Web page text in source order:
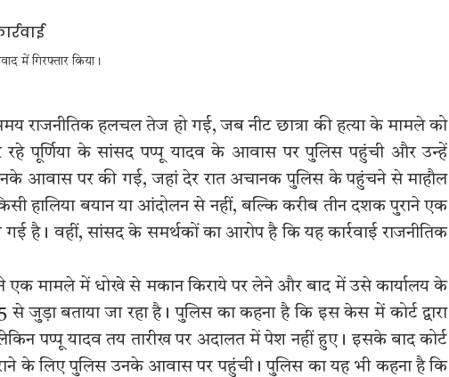
में गिरफ्तार किया।
राजनीतिक हलचल तेज हो गई, जब नीट छात्रा की हत्या के मामले को
रहे पूर्णिया के सांसद पप्पू यादव के आवास पर पुलिस पहुंची और उन्हें
उनके आवास पर की गई, जहां देर रात अचानक पुलिस के पहुंचने से माहौल
हालिया बयान या आंदोलन से नहीं, बल्कि करीब तीन दशक पुराने एक
है। वहीं, सांसद के समर्थकों का आरोप है कि यह कार्रवाई राजनीतिक
एक मामले में धोखे से मकान किराये पर लेने और बाद में उसे कार्यालय के
जुड़ा बताया जा रहा है। पुलिस का कहना है कि इस केस में कोर्ट द्वारा
पप्पू यादव तय तारीख पर अदालत में पेश नहीं हुए। इसके बाद कोर्ट
के लिए पुलिस उनके आवास पर पहुंची। पुलिस का यह भी कहना है कि